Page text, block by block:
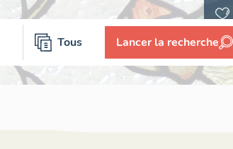
Tous Lancer la recherche